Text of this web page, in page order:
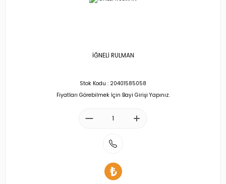
İĞNELİ RULMAN
Stok Kodu : 20401585058
Fiyatları Görebilmek İçin Bayi Girişi Yapınız.